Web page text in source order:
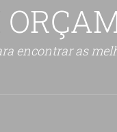
encontrar as